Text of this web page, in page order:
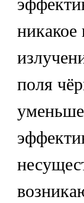
никакое
поля